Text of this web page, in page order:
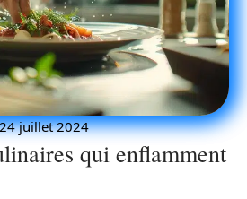
24 juillet 2024
qui enflamment